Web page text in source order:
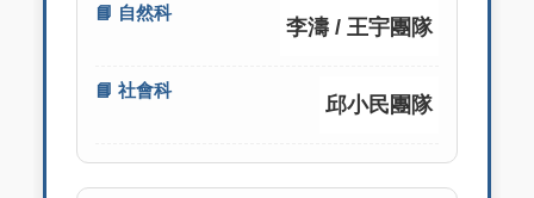
📘 自然科
李濤 / 王宇團隊
📘 社會科
邱小民團隊